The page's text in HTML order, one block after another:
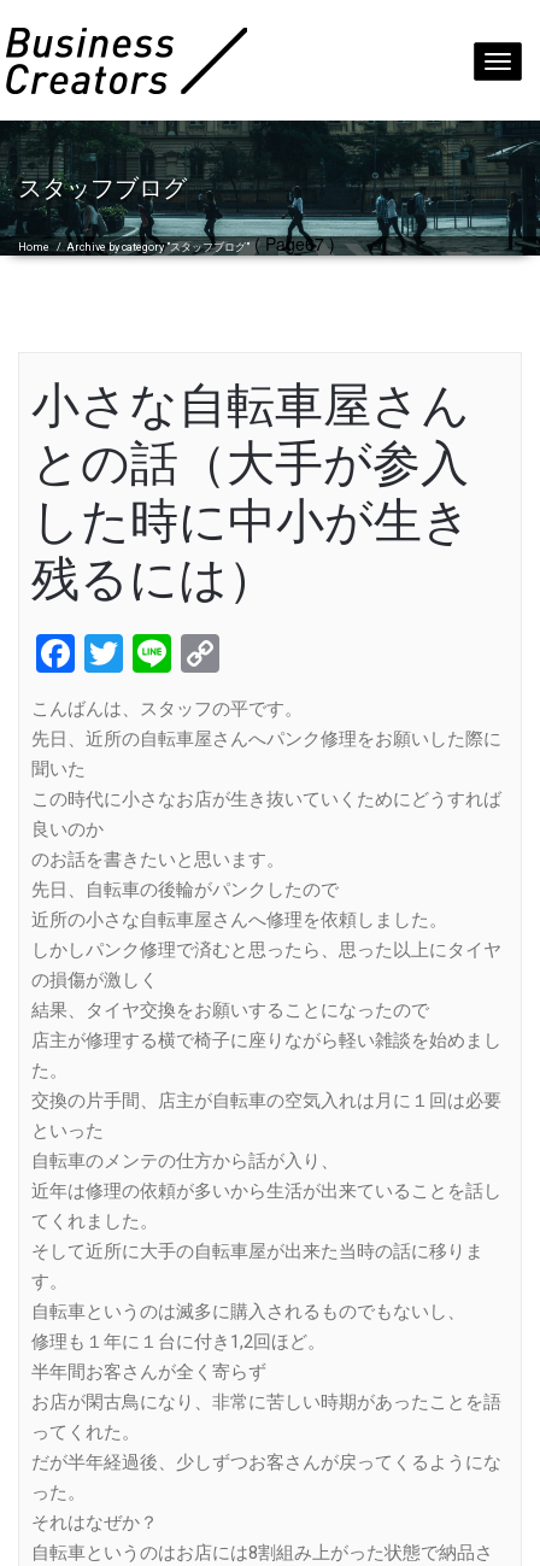
スタッフブログ
Home /Archive by category "スタッフブログ"( Page67 )
小さな自転車屋さん
との話（大手が参入
した時に中小が生き
残るには）
Facebook
Twitter
Line
Link
こんばんは、スタッフの平です。
先日、近所の自転車屋さんへパンク修理をお願いした際に
聞いた
この時代に小さなお店が生き抜いていくためにどうすれば
良いのか
のお話を書きたいと思います。
先日、自転車の後輪がパンクしたので
近所の小さな自転車屋さんへ修理を依頼しました。
しかしパンク修理で済むと思ったら、思った以上にタイヤ
の損傷が激しく
結果、タイヤ交換をお願いすることになったので
店主が修理する横で椅子に座りながら軽い雑談を始めまし
た。
交換の片手間、店主が自転車の空気入れは月に１回は必要
といった
自転車のメンテの仕方から話が入り、
近年は修理の依頼が多いから生活が出来ていることを話し
てくれました。
そして近所に大手の自転車屋が出来た当時の話に移りま
す。
自転車というのは滅多に購入されるものでもないし、
修理も１年に１台に付き1,2回ほど。
半年間お客さんが全く寄らず
お店が閑古鳥になり、非常に苦しい時期があったことを語
ってくれた。
だが半年経過後、少しずつお客さんが戻ってくるようにな
った。
それはなぜか？
自転車というのはお店には8割組み上がった状態で納品さ